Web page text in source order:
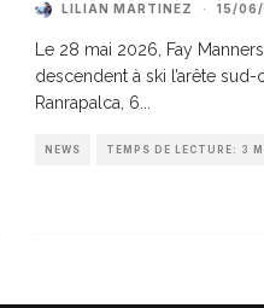
LILIAN MARTINEZ · 15/
Le 28 mai 2026, Fay
descendent à ski l’arête
Ranrapalca, 6
NEWS TEMPS DE LECTURE: 3